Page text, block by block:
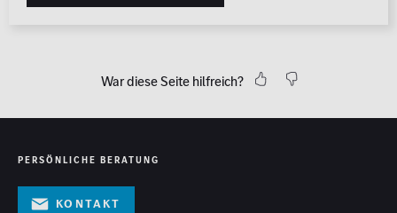
War diese Seite hilfreich?
PERSÖNLICHE BERATUNG
Kontakt